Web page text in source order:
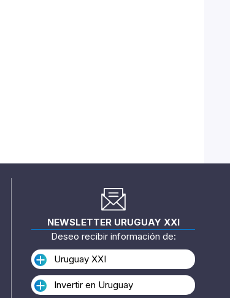
NEWSLETTER URUGUAY XXI
Deseo recibir información de:
Uruguay XXI
Invertir en Uruguay